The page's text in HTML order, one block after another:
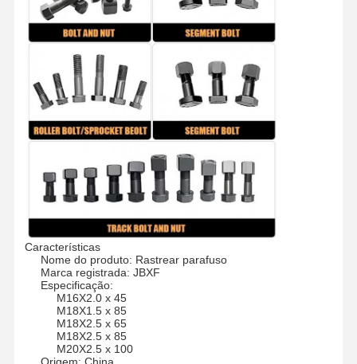
Características
Nome do produto: Rastrear parafuso
Marca registrada: JBXF
Especificação:
M16X2.0 x 45
M18X1.5 x 85
M18X2.5 x 65
M18X2.5 x 85
M20X2.5 x 100